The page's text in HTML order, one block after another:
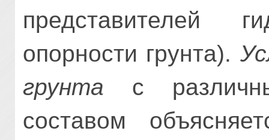
представителей
опорности грунта).
грунта с
составом